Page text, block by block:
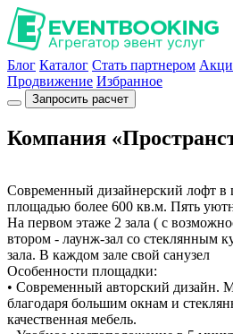
Блог Каталог Стать партнером
Продвижение Избранное
Запросить расчет
Компания
Современный дизайнерский лофт
площадью более 600 кв.м. Пять
На первом этаже 2 зала ( с
втором - лаунж-зал со стеклянным
зала. В каждом зале свой санузел
Особенности площадки:
• Современный авторский дизайн.
благодаря большим окнам и
качественная мебель.